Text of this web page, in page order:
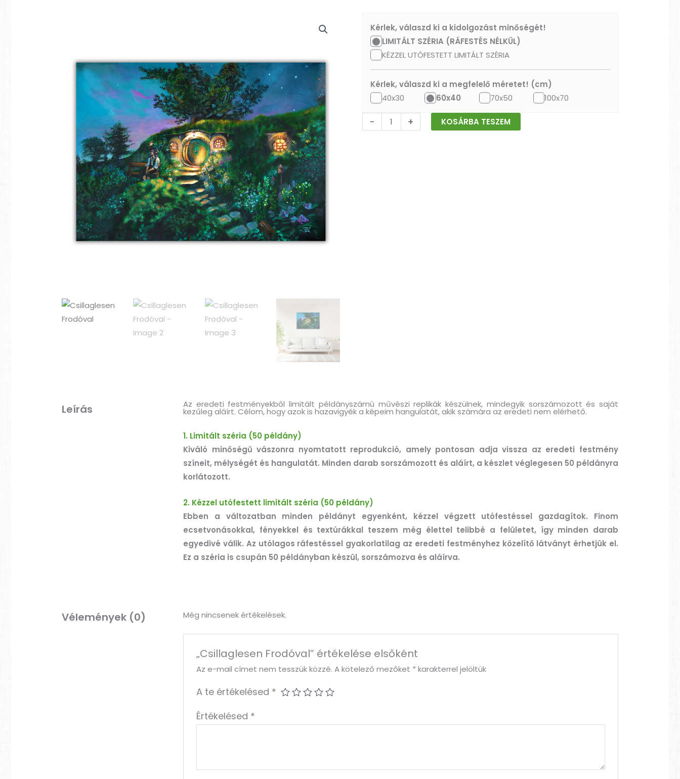
Kérlek, válaszd ki a kidolgozást minőségét!
LIMITÁLT SZÉRIA (RÁFESTÉS NÉLKÜL)
KÉZZEL UTÓFESTETT LIMITÁLT SZÉRIA
Kérlek, válaszd ki a megfelelő méretet! (cm)
40x30
60x40 70x50 100x70
-
Frodóval
mennyiség
+ KOSÁRBA TESZEM
Leírás Az eredeti festményekből limitált példányszámú művészi replikák készülnek, mindegyik sorszámozott és saját
kezűleg aláírt. Célom, hogy azok is hazavigyék a képeim hangulatát, akik számára az eredeti nem elérhető.
1. Limitált széria (50 példány)
Kiváló minőségű vászonra nyomtatott reprodukció, amely pontosan adja vissza az eredeti festmény
színeit, mélységét és hangulatát. Minden darab sorszámozott és aláírt, a készlet véglegesen 50 példányra
korlátozott.
2. Kézzel utófestett limitált széria (50 példány)
Ebben a változatban minden példányt egyenként, kézzel végzett utófestéssel gazdagítok. Finom
ecsetvonásokkal, fényekkel és textúrákkal teszem még élettel telibbé a felületet, így minden darab
egyedivé válik. Az utólagos ráfestéssel gyakorlatilag az eredeti festményhez közelítő látványt érhetjük el.
Ez a széria is csupán 50 példányban készül, sorszámozva és aláírva.
Vélemények (0) Még nincsenek értékelések.
„Csillaglesen Frodóval” értékelése elsőként
Az e-mail címet nem tesszük közzé. A kötelező mezőket * karakterrel jelöltük
A te értékelésed *
Értékelésed *